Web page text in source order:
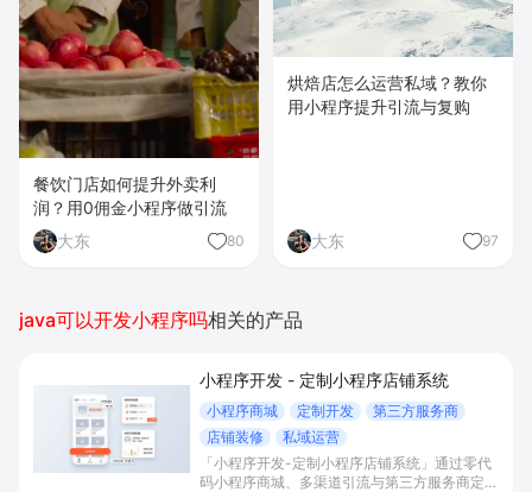
餐饮门店如何提升外卖利
润？用0佣金小程序做引流
大东
80
烘焙店怎么运营私域？教你
用小程序提升引流与复购
大东 97
java可以开发小程序吗相关的产品
小程序开发 - 定制小程序店铺系统
小程序商城 定制开发
第三方服务商
店铺装修
私域运营
「小程序开发-定制小程序店铺系统」通过零代
码小程序商城、多渠道引流与第三方服务商定制